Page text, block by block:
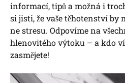
informací, tipů a možná i
si jisti, že vaše těhotenství by
ne stresu. Odpovíme na
hlenovitého výtoku – a kdo
zasmějete!